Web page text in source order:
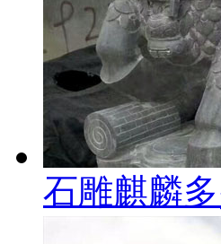
石雕麒麟